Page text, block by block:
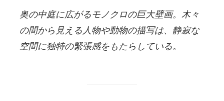
奥の中庭に広がるモノクロの巨大壁画。木々
の間から見える人物や動物の描写は、静寂な
空間に独特の緊張感をもたらしている。